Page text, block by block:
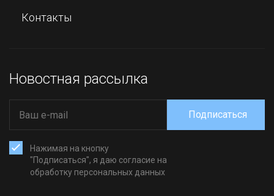
Контакты
Новостная рассылка
Нажимая на кнопку
"Подписаться", я даю согласие на
обработку персональных данных
Подписаться